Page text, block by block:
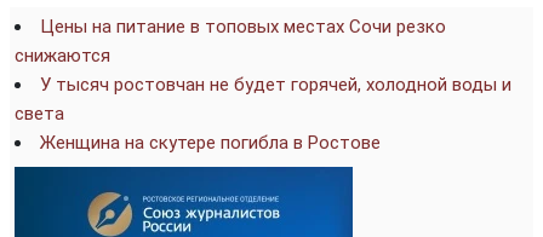
Цены на питание в топовых местах Сочи резко
снижаются
У тысяч ростовчан не будет горячей, холодной воды и
света
Женщина на скутере погибла в Ростове